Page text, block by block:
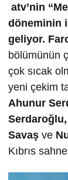
atv’nin
döneminin
geliyor.
bölümünün
çok sıcak
yeni çekim
Ahunur
Serdaroğ
Savaş ve
Kıbrıs